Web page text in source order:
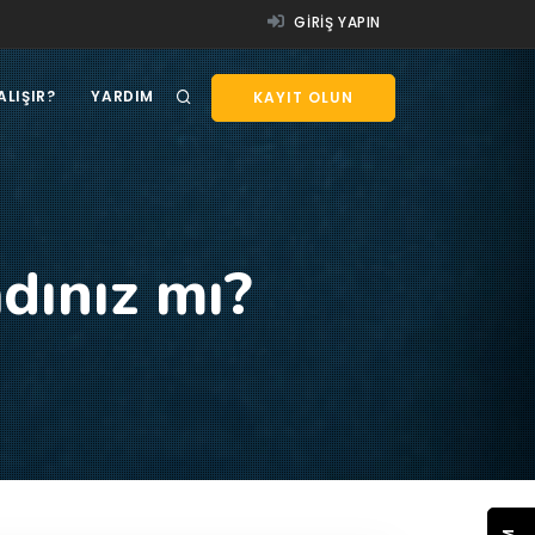
GIRIŞ YAPIN
KAYIT OLUN
YARDIM
mı?